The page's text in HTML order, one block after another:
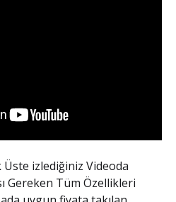
izlediğiniz Videoda
Gereken Tüm Özellikleri